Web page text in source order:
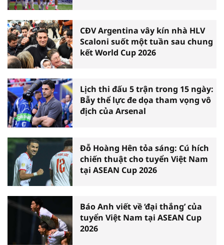
CĐV Argentina vây kín nhà HLV
Scaloni suốt một tuần sau chung
kết World Cup 2026
Lịch thi đấu 5 trận trong 15 ngày:
Bẫy thể lực đe dọa tham vọng vô
địch của Arsenal
Đỗ Hoàng Hên tỏa sáng: Cú hích
chiến thuật cho tuyển Việt Nam
tại ASEAN Cup 2026
Báo Anh viết về ‘đại thắng’ của
tuyển Việt Nam tại ASEAN Cup
2026